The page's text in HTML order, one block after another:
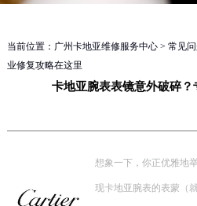
当前位置： 广州卡地亚维修服务中心> 常见
业修复攻略在这里
卡地亚腕表表镜意外破碎
想象一下，你正优雅地
现卡地亚腕表的表蒙（